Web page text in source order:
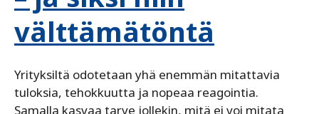
välttämätöntä
Yrityksiltä odotetaan yhä enemmän mitattavia
tuloksia, tehokkuutta ja nopeaa reagointia.
Samalla kasvaa tarve jollekin, mitä ei voi mitata